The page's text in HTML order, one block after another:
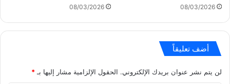
08/03/2026
08/03/2026
أضف تعليقاً
لن يتم نشر عنوان بريدك الإلكتروني. الحقول الإلزامية مشار إليها بـ*